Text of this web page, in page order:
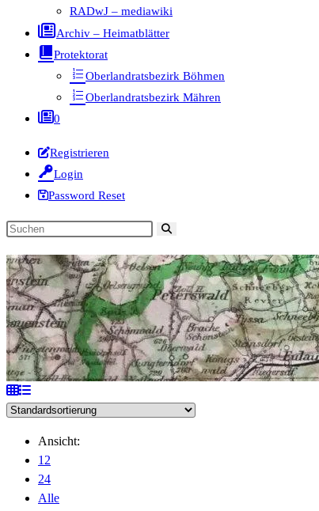
RADwJ – mediawiki
Archiv – Heimatblätter
Protektorat
Oberlandratsbezirk Böhmen
Oberlandratsbezirk Mähren
0
Registrieren
Login
Password Reset
Diese
durchsuchen
Ansicht:
12
24
Alle